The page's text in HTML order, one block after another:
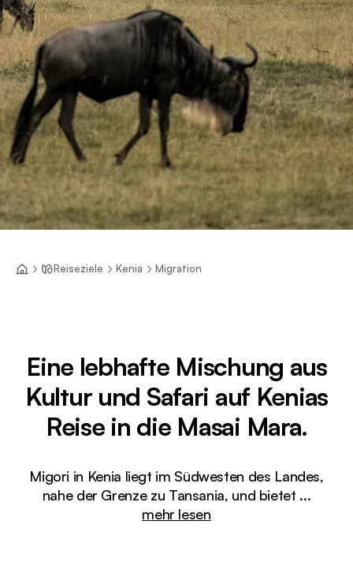
Reiseziele Kenia Migration
Eine lebhafte Mischung aus
Kultur und Safari auf Kenias
Reise in die Masai Mara.
Migori in Kenia liegt im Südwesten des Landes,
nahe der Grenze zu Tansania, und bietet ...
mehr lesen